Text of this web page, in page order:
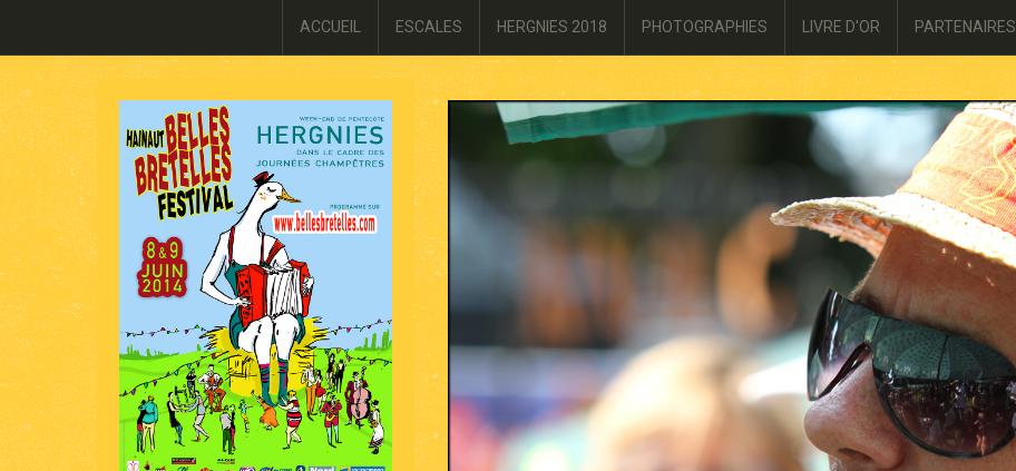
ACCUEIL ESCALES HERGNIES 2018 PHOTOGRAPHIES LIVRE D'OR PARTENAIRES